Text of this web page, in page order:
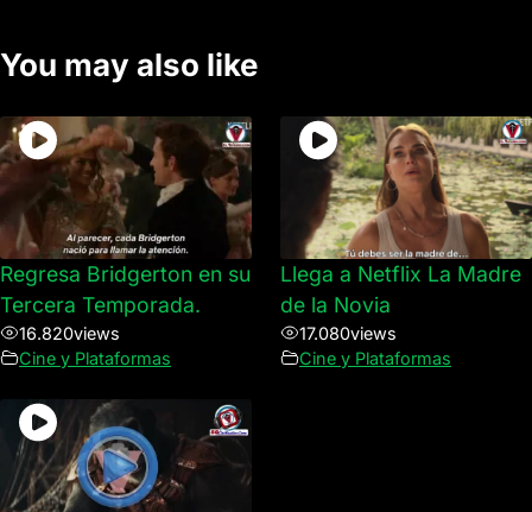
You may also like
Regresa Bridgerton en su
Tercera Temporada.
16.820views
Cine y Plataformas
Llega a Netflix La Madre
de la Novia
17.080views
Cine y Plataformas